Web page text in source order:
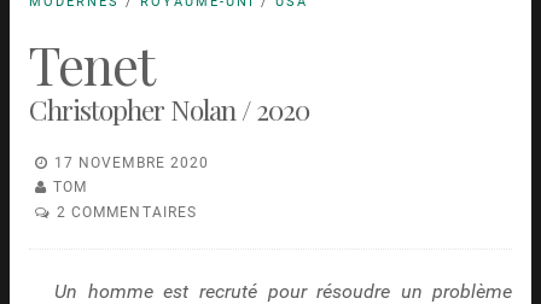
Tenet
Christopher Nolan / 2020
17 NOVEMBRE 2020
TOM
2 COMMENTAIRES
Un homme est recruté pour résoudre un problème